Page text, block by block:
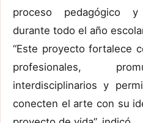
proceso pedagógico
durante todo el año
“Este proyecto fortalece
profesionales,
interdisciplinarios y
conecten el arte con su